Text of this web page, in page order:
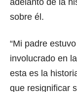
adelanto de la
sobre él.
“Mi padre
involucrado en
esta es la
que resignificar